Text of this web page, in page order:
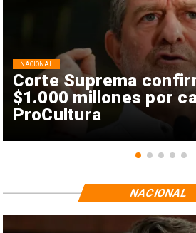
Corte Suprema
$1.000 millones por
ProCultura
NACIONAL
NACIONAL